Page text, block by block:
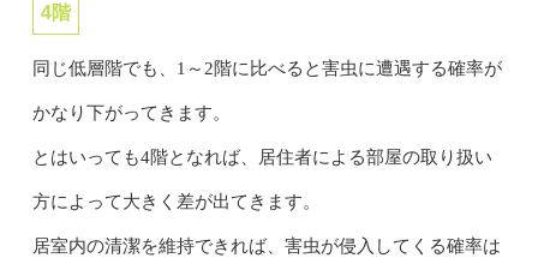
4階
同じ低層階でも、1～2階に比べると害虫に遭遇する確率が
かなり下がってきます。
とはいっても4階となれば、居住者による部屋の取り扱い
方によって大きく差が出てきます。
居室内の清潔を維持できれば、害虫が侵入してくる確率は